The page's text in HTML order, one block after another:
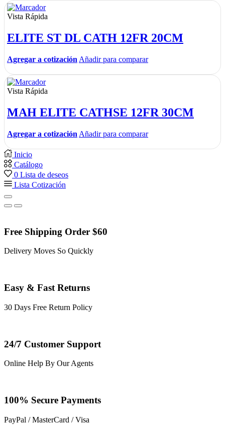
Vista Rápida
ELITE ST DL CATH 12FR 20CM
Agregar a cotización Añadir para comparar
Vista Rápida
MAH ELITE CATHSE 12FR 30CM
Agregar a cotización Añadir para comparar
Inicio
Catálogo
0 Lista de deseos
Lista Cotización
Free Shipping Order $60
Delivery Moves So Quickly
Easy & Fast Returns
30 Days Free Return Policy
24/7 Customer Support
Online Help By Our Agents
100% Secure Payments
PayPal / MasterCard / Visa